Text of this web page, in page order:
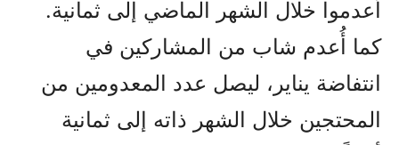
أُعدموا خلال الشهر الماضي إلى ثمانية.
كما أُعدم شاب من المشاركين في
انتفاضة يناير، ليصل عدد المعدومين من
المحتجين خلال الشهر ذاته إلى ثمانية